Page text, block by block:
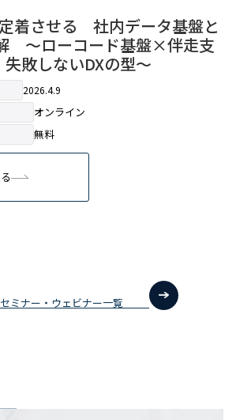
着させる 社内データ基盤と
〜ローコード基盤×伴走支
敗しないDXの型〜
2026.4.9
オンライン
無料
セミナー・ウェビナー一覧